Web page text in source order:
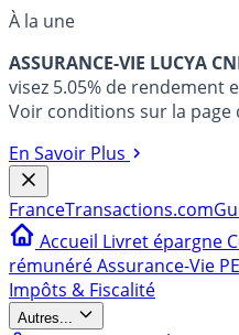
À la une
ASSURANCE-VIE LUCYA
visez 5.05% de rendement
Voir conditions sur la page
En Savoir Plus
FranceTransactions.com
Accueil Livret épargne
rémunéréAssurance-Vie
Impôts & Fiscalité
Autres...